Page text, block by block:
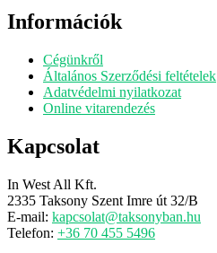
Információk
Cégünkről
Általános Szerződési feltételek
Adatvédelmi nyilatkozat
Online vitarendezés
Kapcsolat
In West All Kft.
2335 Taksony Szent Imre út 32/B
E-mail: kapcsolat@taksonyban.hu
Telefon: +36 70 455 5496